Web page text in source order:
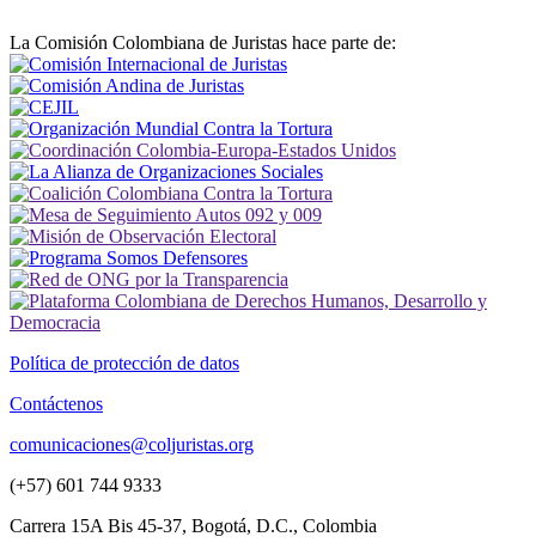
La Comisión Colombiana de Juristas hace parte de:
Política de protección de datos
Contáctenos
comunicaciones@coljuristas.org
(+57) 601 744 9333
Carrera 15A Bis 45-37, Bogotá, D.C., Colombia